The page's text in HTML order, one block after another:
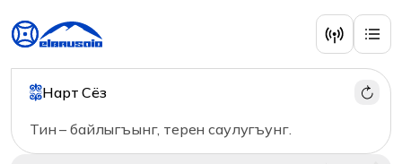
Нарт Сёз
Тин – байлыгъынг, терен саулугъунг.